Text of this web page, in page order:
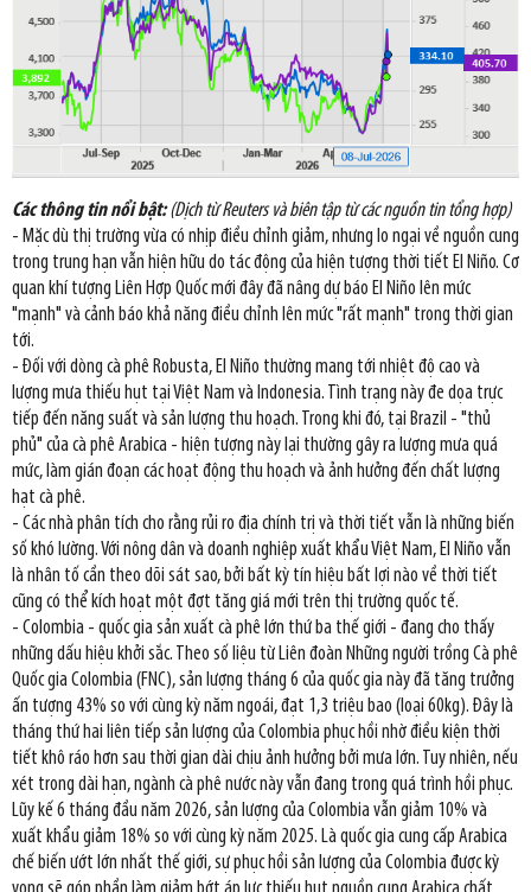
Các thông tin nổi bật:(Dịch từ Reuters và biên tập từ các nguồn tin tổng hợp)
- Mặc dù thị trường vừa có nhịp điều chỉnh giảm, nhưng lo ngại về nguồn cung
trong trung hạn vẫn hiện hữu do tác động của hiện tượng thời tiết El Niño. Cơ
quan khí tượng Liên Hợp Quốc mới đây đã nâng dự báo El Niño lên mức
"mạnh" và cảnh báo khả năng điều chỉnh lên mức "rất mạnh" trong thời gian
tới.
- Đối với dòng cà phê Robusta, El Niño thường mang tới nhiệt độ cao và
lượng mưa thiếu hụt tại Việt Nam và Indonesia. Tình trạng này đe dọa trực
tiếp đến năng suất và sản lượng thu hoạch. Trong khi đó, tại Brazil - "thủ
phủ" của cà phê Arabica - hiện tượng này lại thường gây ra lượng mưa quá
mức, làm gián đoạn các hoạt động thu hoạch và ảnh hưởng đến chất lượng
hạt cà phê.
- Các nhà phân tích cho rằng rủi ro địa chính trị và thời tiết vẫn là những biến
số khó lường. Với nông dân và doanh nghiệp xuất khẩu Việt Nam, El Niño vẫn
là nhân tố cần theo dõi sát sao, bởi bất kỳ tín hiệu bất lợi nào về thời tiết
cũng có thể kích hoạt một đợt tăng giá mới trên thị trường quốc tế.
- Colombia - quốc gia sản xuất cà phê lớn thứ ba thế giới - đang cho thấy
những dấu hiệu khởi sắc. Theo số liệu từ Liên đoàn Những người trồng Cà phê
Quốc gia Colombia (FNC), sản lượng tháng 6 của quốc gia này đã tăng trưởng
ấn tượng 43% so với cùng kỳ năm ngoái, đạt 1,3 triệu bao (loại 60kg). Đây là
tháng thứ hai liên tiếp sản lượng của Colombia phục hồi nhờ điều kiện thời
tiết khô ráo hơn sau thời gian dài chịu ảnh hưởng bởi mưa lớn. Tuy nhiên, nếu
xét trong dài hạn, ngành cà phê nước này vẫn đang trong quá trình hồi phục.
Lũy kế 6 tháng đầu năm 2026, sản lượng của Colombia vẫn giảm 10% và
xuất khẩu giảm 18% so với cùng kỳ năm 2025. Là quốc gia cung cấp Arabica
chế biến ướt lớn nhất thế giới, sự phục hồi sản lượng của Colombia được kỳ